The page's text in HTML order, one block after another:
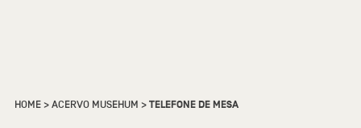
HOME>ACERVO MUSEHUM >TELEFONE DE MESA